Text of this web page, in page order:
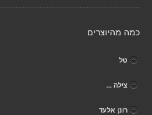
כמה מהיוצרים
טל
צילה ...
רונן אלעד